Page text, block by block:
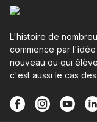
L'histoire de
commence par
nouveau ou qui
c'est aussi le cas